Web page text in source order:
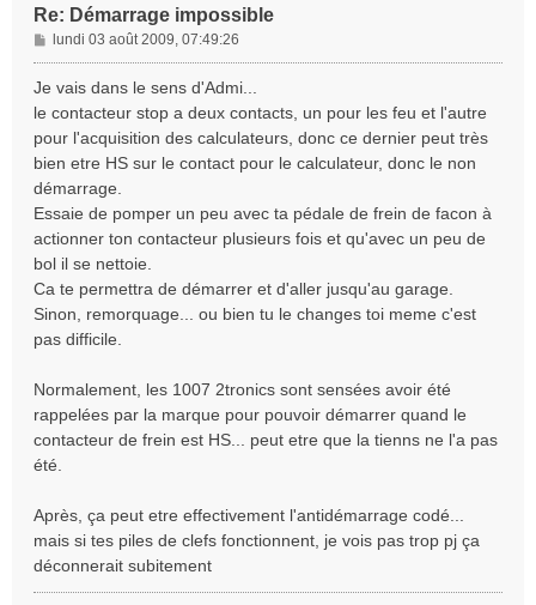
Re: Démarrage impossible
M
e
a
g
e
lundi 03 août 2009, 07:49:26
Je vais dans le sens d'Admi...
le contacteur stop a deux contacts, un pour les feu et l'autre
pour l'acquisition des calculateurs, donc ce dernier peut très
bien etre HS sur le contact pour le calculateur, donc le non
démarrage.
Essaie de pomper un peu avec ta pédale de frein de facon à
actionner ton contacteur plusieurs fois et qu'avec un peu de
bol il se nettoie.
Ca te permettra de démarrer et d'aller jusqu'au garage.
Sinon, remorquage... ou bien tu le changes toi meme c'est
pas difficile.
Normalement, les 1007 2tronics sont sensées avoir été
rappelées par la marque pour pouvoir démarrer quand le
contacteur de frein est HS... peut etre que la tienns ne l'a pas
été.
Après, ça peut etre effectivement l'antidémarrage codé...
mais si tes piles de clefs fonctionnent, je vois pas trop pj ça
déconnerait subitement